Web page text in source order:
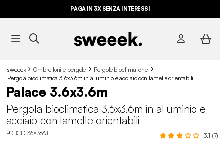
PAGA IN 3X SENZA INTERESSI
sweeek Ombrelloni e pergole
Pergole bioclimatiche
Pergola bioclimatica 3.6x3.6m in alluminio e acciaio con lamelle orientabili
Palace 3.6x3.6m
Pergola bioclimatica 3.6x3.6m in alluminio e
acciaio con lamelle orientabili
PGBCLC36X36AT 3.1 (7)